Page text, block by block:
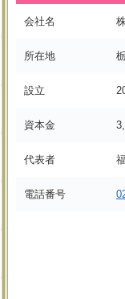
会社名
所在地
設立
資本金
代表者
電話番号